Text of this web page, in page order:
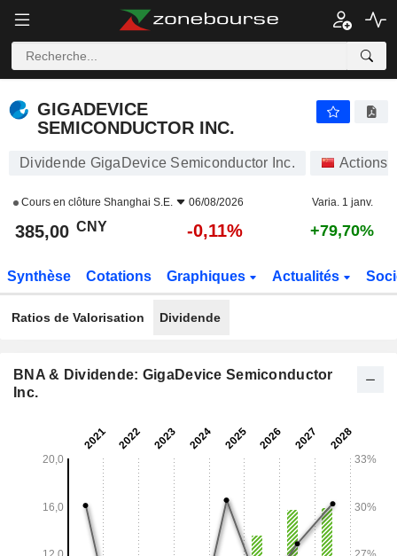
GIGADEVICE
SEMICONDUCTOR INC.
Dividende GigaDevice Semiconductor Inc. Actions
Cours en clôture Shanghai S.E. 06/08/2026 Varia. 1 janv.
385,00 CNY -0,11% +79,70%
Synthèse Cotations Graphiques Actualités
Ratios de Valorisation Dividende
BNA & Dividende: GigaDevice Semiconductor
Inc.